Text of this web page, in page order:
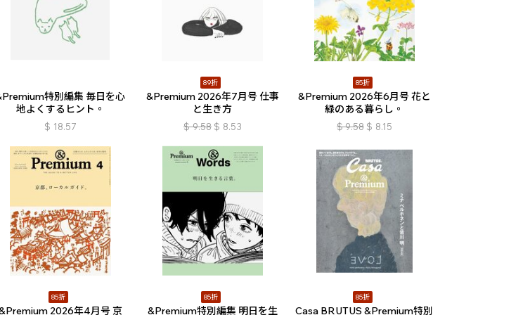
特別編集 毎日を心
地よくするヒント。
$ 18.57
89折
&Premium 2026年7月号 仕事
と生き方
$ 9.58 $ 8.53
85折
&Premium 2026年6月号 花と
緑のある暮らし。
$ 9.58 $ 8.15
85折
2026年4月号 京
85折
&Premium特別編集 明日を生
85折
Casa BRUTUS &Premium特別